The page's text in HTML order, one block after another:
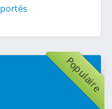
Populaire